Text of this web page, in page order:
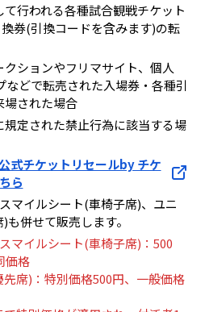
行われる各種試合観戦チケット
券(引換コードを含みます)の転
ションやフリマサイト、個人
などで転売された入場券・各種引
場された場合
定された禁止行為に該当する場
式チケットリセールby チケ
ら
マイルシート(車椅子席)、ユニ
併せて販売します。
マイルシート(車椅子席)：500
格
席)：特別価格500円、一般価格